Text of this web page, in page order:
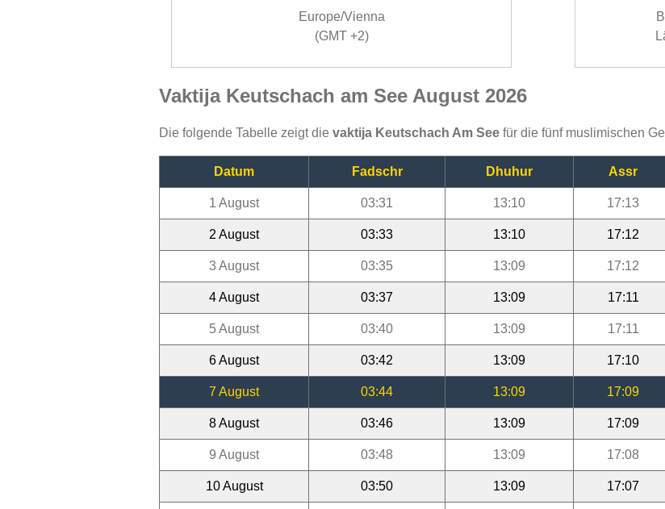
Europe/Vienna
(GMT +2)
Vaktija Keutschach am See August 2026
Die folgende Tabelle zeigt die vaktija Keutschach Am See für die fünf muslimischen
Datum Fadschr Dhuhur Assr
1 August 03:31 13:10 17:13
2 August 03:33 13:10 17:12
3 August 03:35 13:09 17:12
4 August 03:37 13:09 17:11
5 August 03:40 13:09 17:11
6 August 03:42 13:09 17:10
7 August 03:44 13:09 17:09
8 August 03:46 13:09 17:09
9 August 03:48 13:09 17:08
10 August 03:50 13:09 17:07